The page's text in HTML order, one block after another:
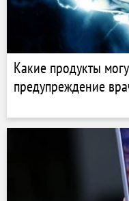
Какие продукты
предупреждение